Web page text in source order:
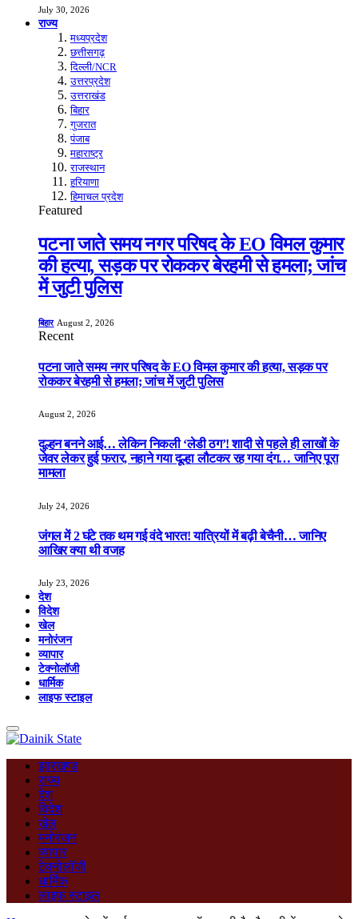
July 30, 2026
राज्य
मध्यप्रदेश
छत्तीसगढ़
दिल्ली/NCR
उत्तरप्रदेश
उत्तराखंड
बिहार
गुजरात
पंजाब
महाराष्ट्र
राजस्थान
हरियाणा
हिमाचल प्रदेश
Featured
पटना जाते समय नगर परिषद के EO विमल कुमार
की हत्या, सड़क पर रोककर बेरहमी से हमला; जांच
में जुटी पुलिस
बिहार August 2, 2026
Recent
पटना जाते समय नगर परिषद के EO विमल कुमार की हत्या, सड़क पर
रोककर बेरहमी से हमला; जांच में जुटी पुलिस
August 2, 2026
दुल्हन बनने आई… लेकिन निकली ‘लेडी ठग’! शादी से पहले ही लाखों के
जेवर लेकर हुई फरार, नहाने गया दूल्हा लौटकर रह गया दंग… जानिए पूरा
मामला
July 24, 2026
जंगल में 2 घंटे तक थम गई वंदे भारत! यात्रियों में बढ़ी बेचैनी… जानिए
आखिर क्या थी वजह
July 23, 2026
देश
विदेश
खेल
मनोरंजन
व्यापार
टेक्नोलॉजी
धार्मिक
लाइफ स्टाइल
झारखण्ड
राज्य
देश
विदेश
खेल
मनोरंजन
व्यापार
टेक्नोलॉजी
धार्मिक
लाइफ स्टाइल